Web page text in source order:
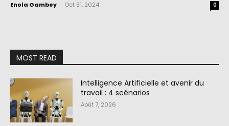
Enola Gambey Oct 31, 2024 0
MOST READ
Intelligence Artificielle et avenir du
travail : 4 scénarios
Août 7, 2026